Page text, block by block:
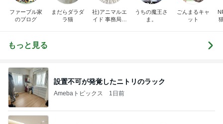
ファーブル家
のブログ
まだらダラダ
ラ猫
社)アニマルエ
イド 事務局＆
うちの魔王さ
ま。
ごんまるキャ
ット
もっと見る
設置不可が発覚したニトリのラック
Amebaトピックス 1日前